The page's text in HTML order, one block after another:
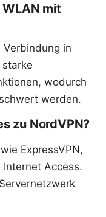
mit
in
wodurch
werden.
zu NordVPN?
ExpressVPN,
Access.